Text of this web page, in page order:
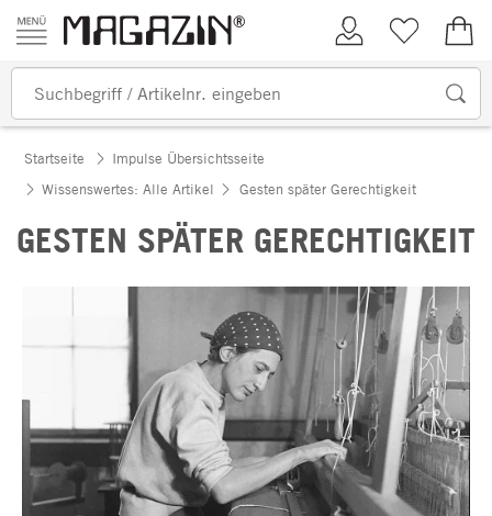
Zum Inhalt springen
Kundenkonto
Merkliste
Startseite
Impulse Übersichtsseite
Wissenswertes: Alle Artikel
Gesten später Gerechtigkeit
GESTEN SPÄTER GERECHTIGKEIT